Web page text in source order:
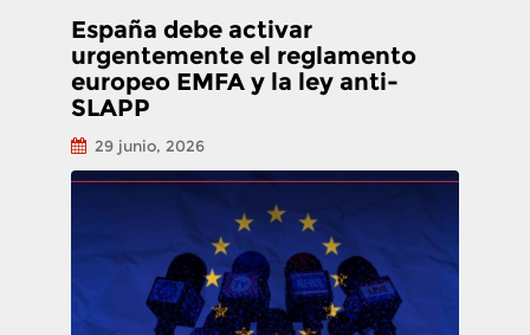
España debe activar
urgentemente el reglamento
europeo EMFA y la ley anti-
SLAPP
29 junio, 2026